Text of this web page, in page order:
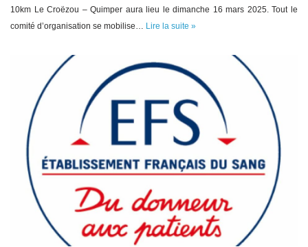
10km Le Croëzou – Quimper aura lieu le dimanche 16 mars 2025. Tout le
comité d’organisation se mobilise… Lire la suite »